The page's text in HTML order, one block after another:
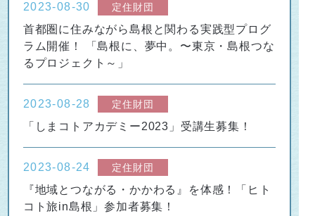
2023-08-30 定住財団
首都圏に住みながら島根と関わる実践型プログ
ラム開催！ 「島根に、夢中。〜東京・島根つな
るプロジェクト～」
2023-08-28 定住財団
「しまコトアカデミー2023」受講生募集！
2023-08-24 定住財団
『地域とつながる・かかわる』を体感！「ヒト
コト旅in島根」参加者募集！